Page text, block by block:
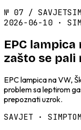
№ 07 / SAVJET
2026-06-10 ·
EPC
zašto se pali
EPC lampica na VW,
problem sa leptirom
prepoznati uzrok.
SAVJET ·